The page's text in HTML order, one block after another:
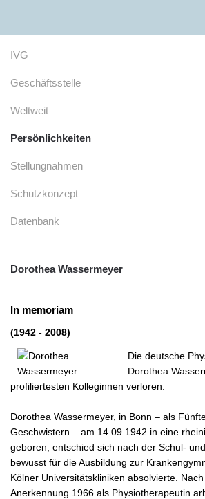
IVG
Geschäftsstelle
Weltweit
Persönlichkeiten
Stellungnahmen
Schutzkonzept
Datenbank
Dorothea Wassermeyer
In memoriam
(1942 - 2008)
Die deutsche
Dorothea
profiliertesten Kolleginnen verloren.
Dorothea Wassermeyer, in Bonn – als
Geschwistern – am 14.09.1942 in eine
geboren, entschied sich nach der Schul-
bewusst für die Ausbildung zur
Kölner Universitätskliniken absolvierte.
Anerkennung 1966 als Physiotherapeutin